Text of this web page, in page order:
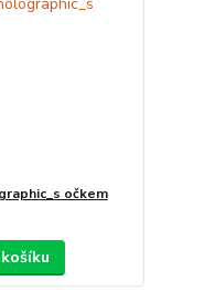
očkem